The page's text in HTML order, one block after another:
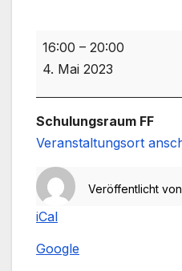
FF-
JF
Schmich
16:00 – 20:00
4. Mai 2023
Schulungsraum FF
Veranstaltungsort
Veröffentlicht von
iCal
Google